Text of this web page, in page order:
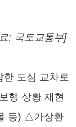
: 국토교통부]
도심 교차로
행 상황 재현
등) △가상환